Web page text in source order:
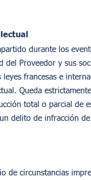
durante los
del Proveedor y sus
francesas e
Queda
total o parcial de
delito de infracción
de circunstancias